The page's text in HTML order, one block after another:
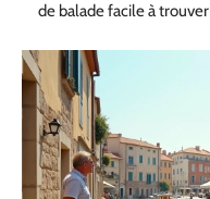
de balade facile à